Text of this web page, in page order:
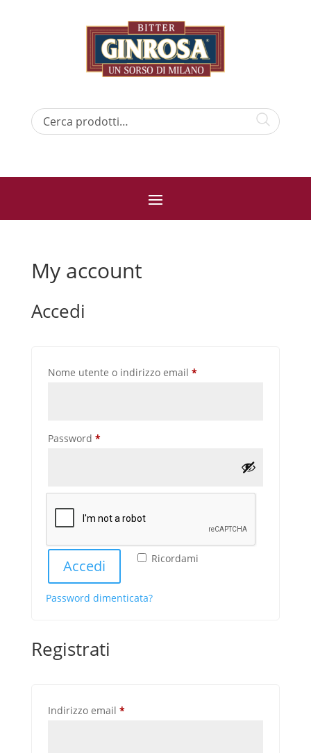
My account
Accedi
Nome utente o indirizzo email *Richiesto
Password *Richiesto
Ricordami
Accedi
Password dimenticata?
Registrati
Indirizzo email *Richiesto